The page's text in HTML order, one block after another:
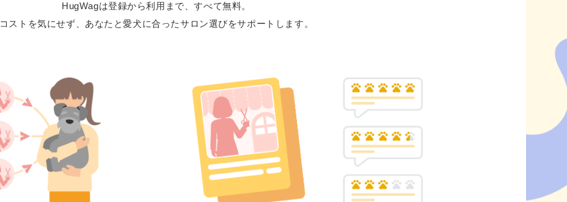
HugWagは登録から利⽤まで、すべて無料。
コストを気にせず、あなたと愛⽝に合ったサロン選びをサポートします。